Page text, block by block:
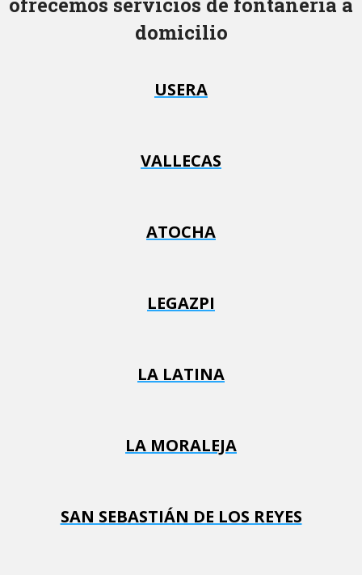
domicilio
USERA
VALLECAS
ATOCHA
LEGAZPI
LA LATINA
LA MORALEJA
SAN SEBASTIÁN DE LOS REYES